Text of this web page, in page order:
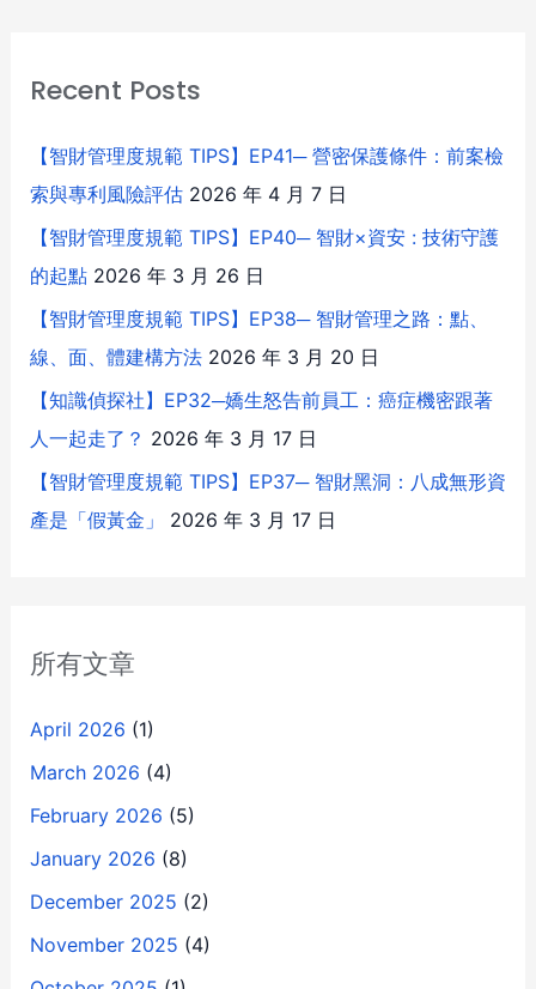
Recent Posts
【智財管理度規範 TIPS】EP41─ 營密保護條件：前案檢
索與專利風險評估 2026 年 4 月 7 日
【智財管理度規範 TIPS】EP40─ 智財×資安 : 技術守護
的起點 2026 年 3 月 26 日
【智財管理度規範 TIPS】EP38─ 智財管理之路：點、
線、面、體建構方法 2026 年 3 月 20 日
【知識偵探社】EP32─嬌生怒告前員工：癌症機密跟著
人一起走了？ 2026 年 3 月 17 日
【智財管理度規範 TIPS】EP37─ 智財黑洞：八成無形資
產是「假黃金」
2026 年 3 月 17 日
所有文章
April 2026 (1)
March 2026 (4)
February 2026 (5)
January 2026 (8)
December 2025 (2)
November 2025 (4)